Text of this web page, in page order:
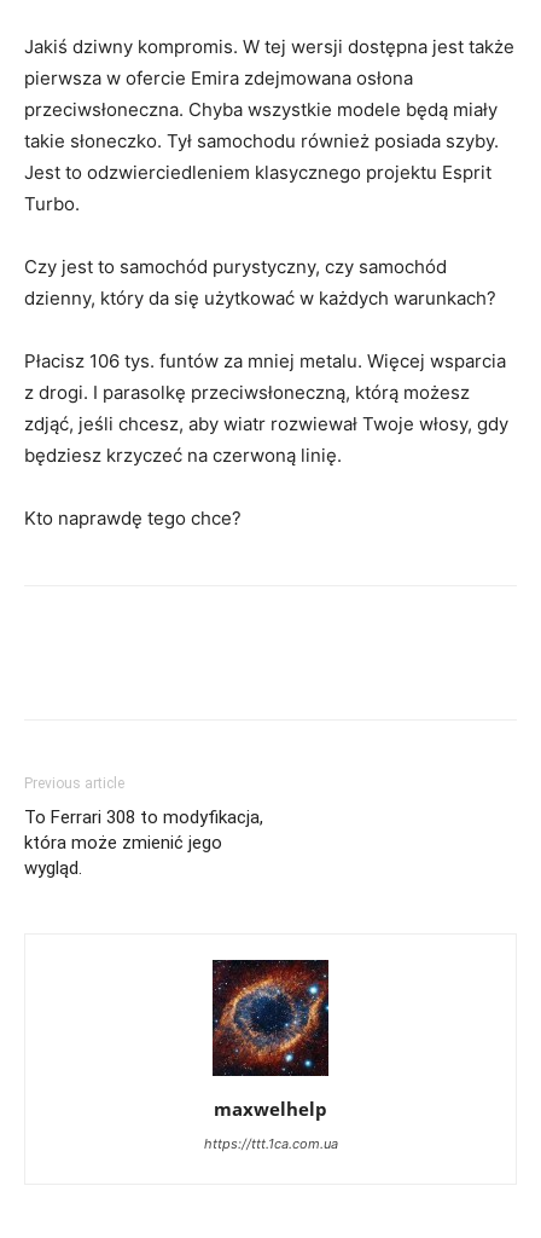
Jakiś dziwny kompromis. W tej wersji dostępna jest także
pierwsza w ofercie Emira zdejmowana osłona
przeciwsłoneczna. Chyba wszystkie modele będą miały
takie słoneczko. Tył samochodu również posiada szyby.
Jest to odzwierciedleniem klasycznego projektu Esprit
Turbo.
Czy jest to samochód purystyczny, czy samochód
dzienny, który da się użytkować w każdych warunkach?
Płacisz 106 tys. funtów za mniej metalu. Więcej wsparcia
z drogi. I parasolkę przeciwsłoneczną, którą możesz
zdjąć, jeśli chcesz, aby wiatr rozwiewał Twoje włosy, gdy
będziesz krzyczeć na czerwoną linię.
Kto naprawdę tego chce?
Previous article
To Ferrari 308 to modyfikacja,
która może zmienić jego
wygląd.
maxwelhelp
https://ttt.1ca.com.ua